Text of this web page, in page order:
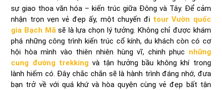
sự giao thoa văn hóa – kiến trúc giữa Đông và Tây. Để cảm
nhận trọn vẹn vẻ đẹp ấy, một chuyến đi tour Vườn quốc
gia Bạch Mãsẽ là lựa chọn lý tưởng. Không chỉ được khám
phá những công trình kiến trúc cổ kính, du khách còn có cơ
hội hòa mình vào thiên nhiên hùng vĩ, chinh phục những
cung đường trekkingvà tận hưởng bầu không khí trong
lành hiếm có. Đây chắc chắn sẽ là hành trình đáng nhớ, đưa
bạn trở về với quá khứ và hòa quyện cùng vẻ đẹp bất tận